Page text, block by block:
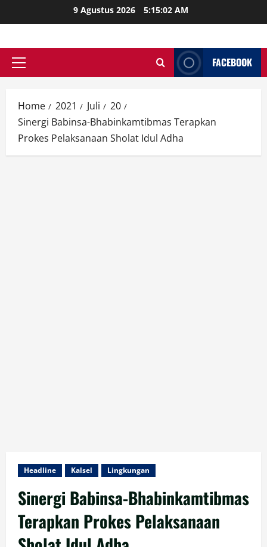
to
9 Agustus 2026 5:15:03 AM
Primary
FACEBOOK
Home 2021 Juli
20
Sinergi Babinsa-Bhabinkamtibmas Terapkan
Prokes Pelaksanaan Sholat Idul Adha
Headline Kalsel Lingkungan
Sinergi Babinsa-Bhabinkamtibmas
Terapkan Prokes Pelaksanaan